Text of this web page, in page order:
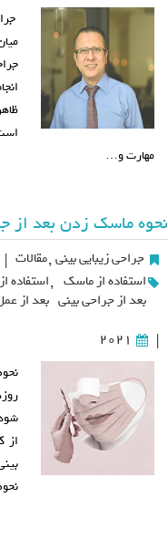
مهارت و…
نحوه ماسک زدن بعد از
جراحی زیبایی بینی ,مقالات |
استفاده از ماسک
بعد از جراحی بینی
,استفاده
بعد از
|
2021
از